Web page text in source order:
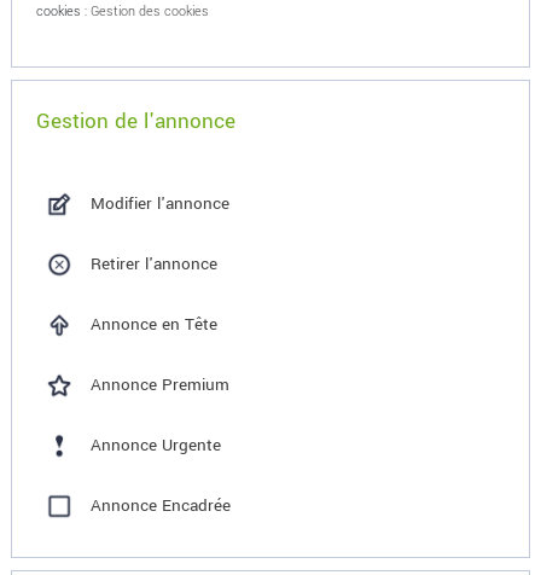
cookies : Gestion des cookies
Gestion de l'annonce
Modifier l'annonce
Retirer l'annonce
Annonce en Tête
Annonce Premium
Annonce Urgente
Annonce Encadrée